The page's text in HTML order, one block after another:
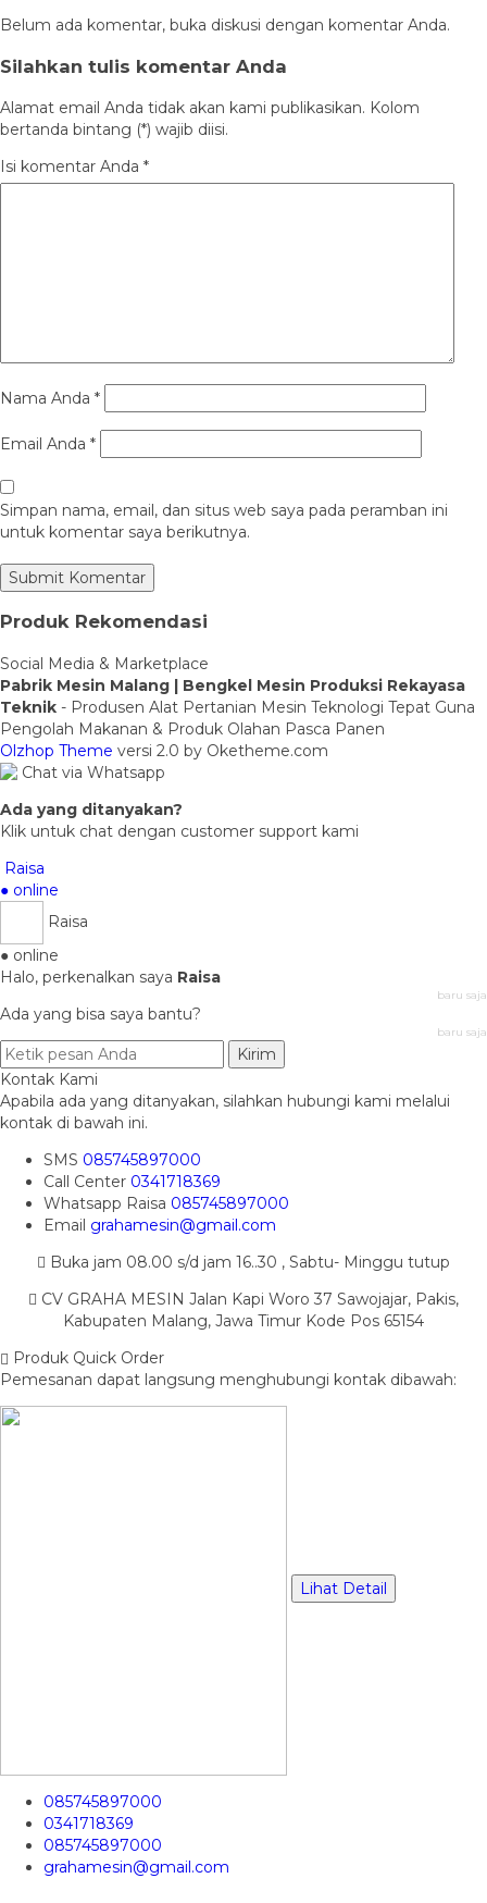
Belum ada komentar, buka diskusi dengan komentar Anda.
Silahkan tulis komentar Anda
Alamat email Anda tidak akan kami publikasikan. Kolom
bertanda bintang (*) wajib diisi.
Isi komentar Anda *
Nama Anda *
Email Anda *
Simpan nama, email, dan situs web saya pada peramban ini
untuk komentar saya berikutnya.
Produk Rekomendasi
Social Media & Marketplace
Pabrik Mesin Malang | Bengkel Mesin Produksi Rekayasa
Teknik - Produsen Alat Pertanian Mesin Teknologi Tepat Guna
Pengolah Makanan & Produk Olahan Pasca Panen
Olzhop Theme versi 2.0 by Oketheme.com
Chat via Whatsapp
Ada yang ditanyakan?
Klik untuk chat dengan customer support kami
Raisa
● online
Raisa
● online
Halo, perkenalkan saya Raisa
baru saja
Ada yang bisa saya bantu?
baru saja
Kirim
Kontak Kami
Apabila ada yang ditanyakan, silahkan hubungi kami melalui
kontak di bawah ini.
SMS 085745897000
Call Center 0341718369
Whatsapp Raisa 085745897000
Email grahamesin@gmail.com
Buka jam 08.00 s/d jam 16..30 , Sabtu- Minggu tutup
CV GRAHA MESIN Jalan Kapi Woro 37 Sawojajar, Pakis,
Kabupaten Malang, Jawa Timur Kode Pos 65154
Produk Quick Order
Pemesanan dapat langsung menghubungi kontak dibawah:
Lihat Detail
085745897000
0341718369
085745897000
grahamesin@gmail.com